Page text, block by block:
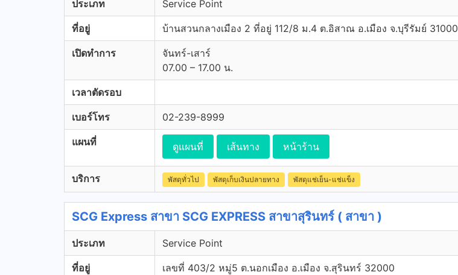
ประเภท Service Point
ที่อยู่ บ้านสวนกลางเมือง 2 ที่อยู่ 112/8 ม.4 ต.อิสาณ อ.เมือง จ.บุรีรัมย์ 31000
เปิดทำการ
จันทร์-เสาร์
07.00 – 17.00 น.
เวลาตัดรอบ
เบอร์โทร 02-239-8999
แผนที่ ดูแผนที่ เส้นทาง หน้าร้าน
บริการ พัสดุทั่วไป พัสดุเก็บเงินปลายทาง พัสดุแช่เย็น-แช่แข็ง
SCG Express สาขา SCG EXPRESS สาขาสุรินทร์ ( สาขา )
ประเภท Service Point
ที่อยู่ เลขที่ 403/2 หมู่5 ต.นอกเมือง อ.เมือง จ.สุรินทร์ 32000